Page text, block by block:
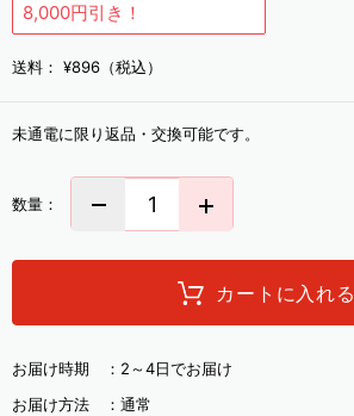
8,000円引き！
送料： ¥896（税込）
未通電に限り返品・交換可能です。
数量：
カートに入れる
お届け時期 ： 2～4日でお届け
お届け方法 ： 通常